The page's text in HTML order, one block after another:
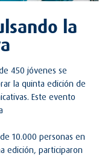
la
450 jóvenes se
la quinta edición de
Este evento
10.000 personas en
edición, participaron